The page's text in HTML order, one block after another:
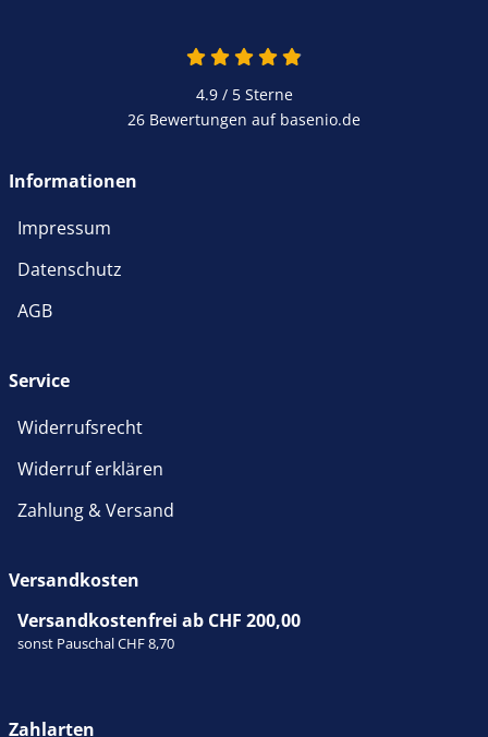
4.9 von 5
4.9 / 5Sterne
26 Bewertungen auf basenio.de
Informationen
Impressum
Datenschutz
AGB
Service
Widerrufsrecht
Widerruf erklären
Zahlung & Versand
Versandkosten
Versandkostenfrei ab CHF 200,00
sonst Pauschal CHF 8,70
Zahlarten